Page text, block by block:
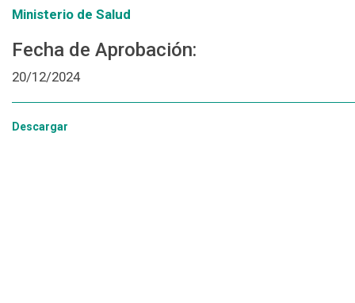
Ministerio de Salud
Fecha de Aprobación:
20/12/2024
Descargar